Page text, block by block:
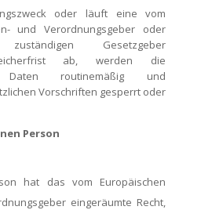
oder läuft eine vom
und Verordnungsgeber oder
Gesetzgeber
ab, werden die
Daten routinemäßig und
Vorschriften gesperrt oder
Person
hat das vom Europäischen
eingeräumte Recht,